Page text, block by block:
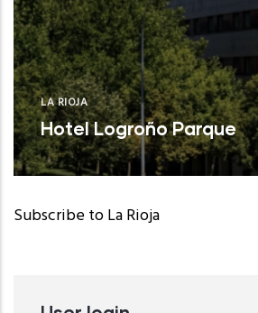
LA RIOJA
Hotel Logroño Parque
Subscribe to La Rioja